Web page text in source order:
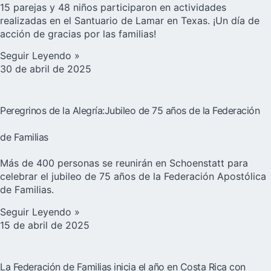
15 parejas y 48 niños participaron en actividades
realizadas en el Santuario de Lamar en Texas. ¡Un día de
acción de gracias por las familias!
Seguir Leyendo »
30 de abril de 2025
Peregrinos de la Alegría:Jubileo de 75 años de la Federación
de Familias
Más de 400 personas se reunirán en Schoenstatt para
celebrar el jubileo de 75 años de la Federación Apostólica
de Familias.
Seguir Leyendo »
15 de abril de 2025
La Federación de Familias inicia el año en Costa Rica con